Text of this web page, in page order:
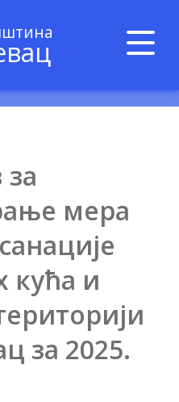
мера
кућа и
за 2025.